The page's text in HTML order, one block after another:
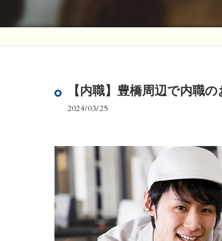
【内職】豊橋周辺で内職
2024/03/25